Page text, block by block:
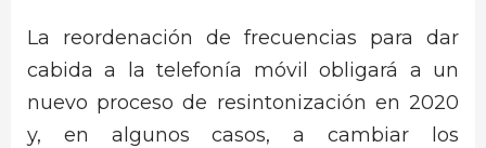
La reordenación de frecuencias para dar
cabida a la telefonía móvil obligará a un
nuevo proceso de resintonización en 2020
y, en algunos casos, a cambiar los